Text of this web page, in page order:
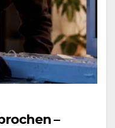
–